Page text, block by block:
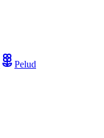
Pelud